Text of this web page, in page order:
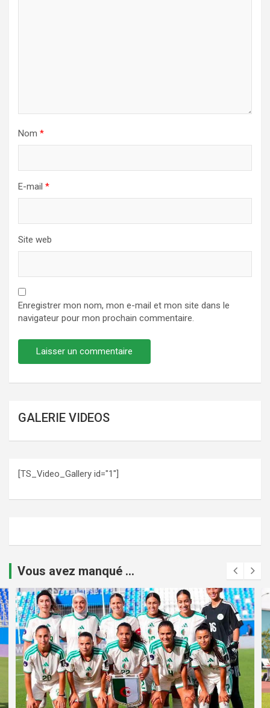
Nom *
E-mail *
Site web
Enregistrer mon nom, mon e-mail et mon site dans le
navigateur pour mon prochain commentaire.
GALERIE VIDEOS
[TS_Video_Gallery id="1"]
Vous avez manqué ...